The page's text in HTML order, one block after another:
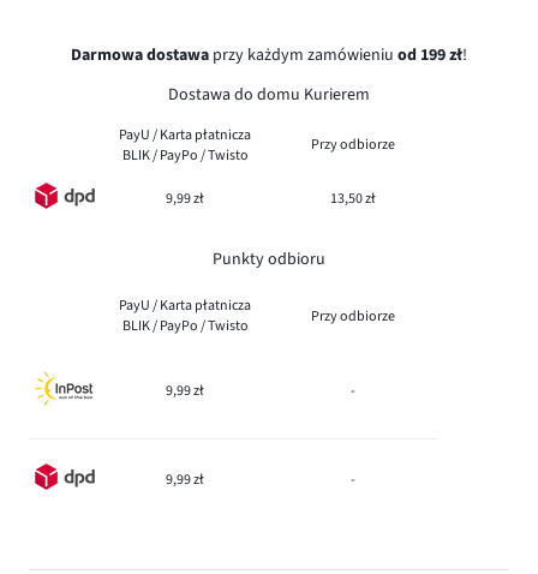
Darmowa dostawa przy każdym zamówieniu od 199 zł!
Dostawa do domu Kurierem
PayU / Karta płatnicza
BLIK / PayPo / Twisto
Przy odbiorze
9,99 zł 13,50 zł
Punkty odbioru
PayU / Karta płatnicza
BLIK / PayPo / Twisto
Przy odbiorze
9,99 zł -
9,99 zł -